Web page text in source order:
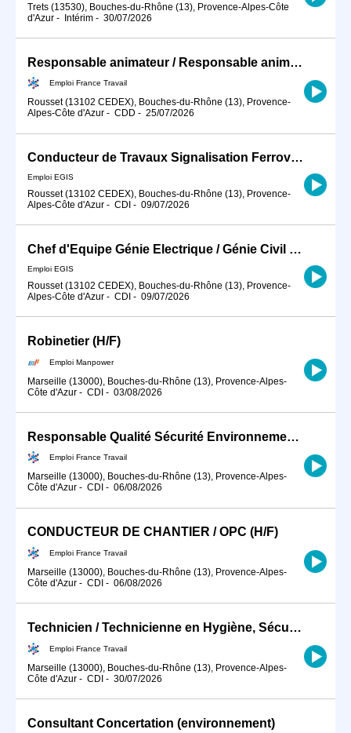
Trets (13530), Bouches-du-Rhône (13), Provence-Alpes-Côte
d'Azur - Intérim - 30/07/2026
Responsable animateur / Responsable animatrice des forces de vent (H/F)
Emploi France Travail
Rousset (13102 CEDEX), Bouches-du-Rhône (13), Provence-
Alpes-Côte d'Azur - CDD - 25/07/2026
Conducteur de Travaux Signalisation Ferroviaire Confirmé H/F
Emploi EGIS
Rousset (13102 CEDEX), Bouches-du-Rhône (13), Provence-
Alpes-Côte d'Azur - CDI - 09/07/2026
Chef d'Equipe Génie Electrique / Génie Civil Débutant - Chantiers de Signalisation Ferroviaire H/F
Emploi EGIS
Rousset (13102 CEDEX), Bouches-du-Rhône (13), Provence-
Alpes-Côte d'Azur - CDI - 09/07/2026
Robinetier (H/F)
Emploi Manpower
Marseille (13000), Bouches-du-Rhône (13), Provence-Alpes-
Côte d'Azur - CDI - 03/08/2026
Responsable Qualité Sécurité Environnement -QSE- en industrie (H/F)
Emploi France Travail
Marseille (13000), Bouches-du-Rhône (13), Provence-Alpes-
Côte d'Azur - CDI - 06/08/2026
CONDUCTEUR DE CHANTIER / OPC (H/F)
Emploi France Travail
Marseille (13000), Bouches-du-Rhône (13), Provence-Alpes-
Côte d'Azur - CDI - 06/08/2026
Technicien / Technicienne en Hygiène, Sécurité, Environnement ind (H/F)
Emploi France Travail
Marseille (13000), Bouches-du-Rhône (13), Provence-Alpes-
Côte d'Azur - CDI - 30/07/2026
Consultant Concertation (environnement)